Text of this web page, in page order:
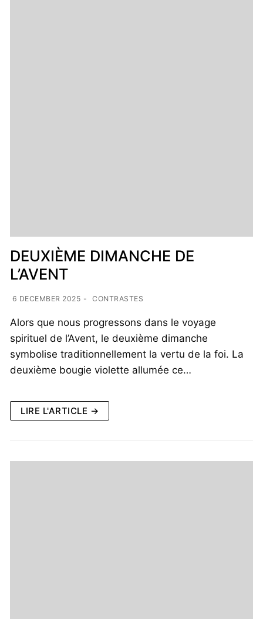
DEUXIÈME DIMANCHE DE
L’AVENT
6 DECEMBER 2025 - CONTRASTES
Alors que nous progressons dans le voyage
spirituel de l’Avent, le deuxième dimanche
symbolise traditionnellement la vertu de la foi. La
deuxième bougie violette allumée ce…
LIRE L'ARTICLE →